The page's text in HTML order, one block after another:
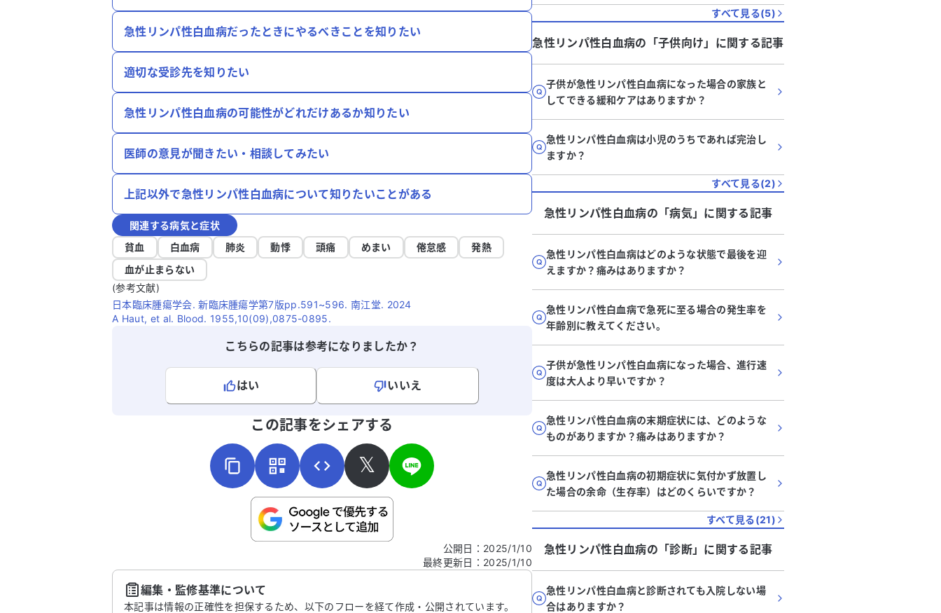
急性リンパ性白血病だったときにやるべきことを知りたい
適切な受診先を知りたい
急性リンパ性白血病の可能性がどれだけあるか知りたい
医師の意見が聞きたい・相談してみたい
上記以外で急性リンパ性白血病について知りたいことがある
関連する病気と症状
貧血
白血病 肺炎 動悸 頭痛 めまい 倦怠感
発熱
血が止まらない
(参考文献)
日本臨床腫瘍学会. 新臨床腫瘍学第7版pp.591~596. 南江堂. 2024
A Haut, et al. Blood. 1955,10(09),0875-0895.
こちらの記事は参考になりましたか？
はい
いいえ
こちらは送信専用のフォームです。氏名やご自身の病気の詳細などの個人情報は入れないでくだ
この記事をシェアする
𝕏
公開日 ： 2025/1/10
最終更新日 ： 2025/1/10
編集・監修基準について
本記事は情報の正確性を担保するため、以下のフローを経て作成・公開されています。
すべて見る(5)
急性リンパ性白血病の「子供向け 」に関する記事
子供が急性リンパ性白血病になった場合の家族と
してできる緩和ケアはありますか？
急性リンパ性白血病は小児のうちであれば完治し
ますか？
すべて見る(2)
急性リンパ性白血病の「病気」に関する記事
急性リンパ性白血病はどのような状態で最後を迎
えますか？痛みはありますか？
急性リンパ性白血病で急死に至る場合の発生率を
年齢別に教えてください。
子供が急性リンパ性白血病になった場合、進行速
度は大人より早いですか？
急性リンパ性白血病の末期症状には、どのような
ものがありますか？痛みはありますか？
急性リンパ性白血病の初期症状に気付かず放置し
た場合の余命（生存率）はどのくらいですか？
すべて見る(21)
急性リンパ性白血病の「診断」に関する記事
急性リンパ性白血病と診断されても入院しない場
合はありますか？